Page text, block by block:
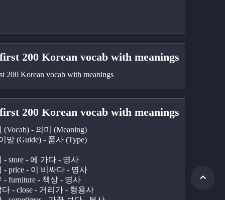
200 Korean vocab with meanings
200 Korean vocab with meanings
200 Korean vocab with meanings
(Vocab) - 의미 (Meaning)
말 (Guide) - 품사 (Type)
- store - 에 가다 - 명사
- price - 이 비싸다 - 명사
- furniture - 책상 - 명사
- close - 거리가 - 형용사